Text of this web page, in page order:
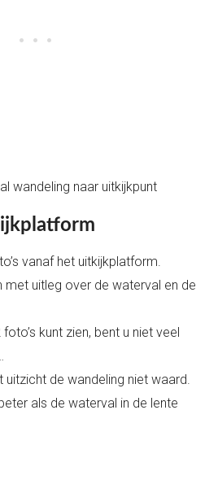
vanaf het uitkijkplatform.
met uitleg over de waterval en de
kunt zien, bent u niet veel
uitzicht de wandeling niet waard.
als de waterval in de lente